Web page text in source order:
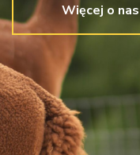
Więcej o nas